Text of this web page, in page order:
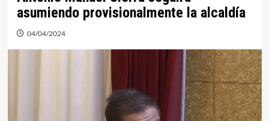
asumiendo provisionalmente la alcaldía
04/04/2024